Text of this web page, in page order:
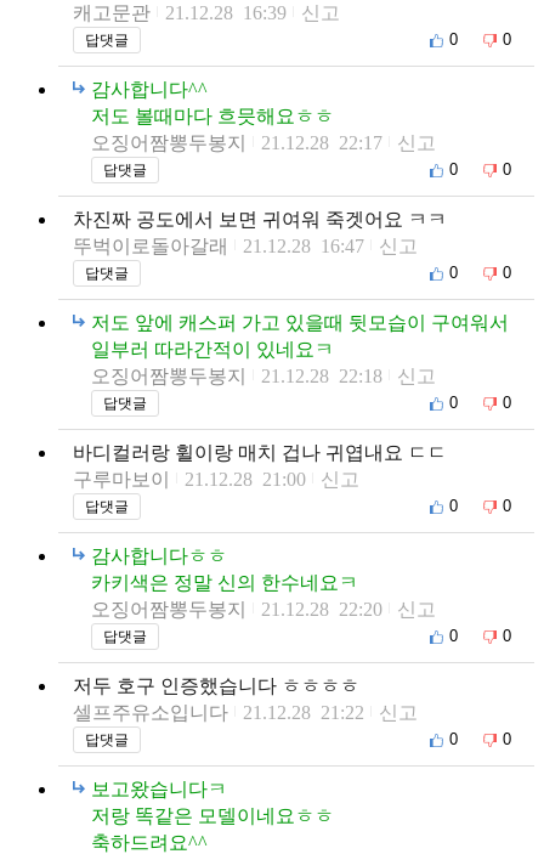
캐고문관
21.12.28 16:39 신고
답댓글 0 0
감사합니다^^
저도 볼때마다 흐믓해요ㅎㅎ
오징어짬뽕두봉지
21.12.28 22:17 신고
답댓글 0 0
차진짜 공도에서 보면 귀여워 죽겟어요 ㅋㅋ
뚜벅이로돌아갈래
21.12.28 16:47 신고
답댓글 0 0
저도 앞에 캐스퍼 가고 있을때 뒷모습이 구여워서
일부러 따라간적이 있네요ㅋ
오징어짬뽕두봉지
21.12.28 22:18 신고
답댓글 0 0
바디컬러랑 휠이랑 매치 겁나 귀엽내요 ㄷㄷ
구루마보이
21.12.28 21:00 신고
답댓글 0 0
감사합니다ㅎㅎ
카키색은 정말 신의 한수네요ㅋ
오징어짬뽕두봉지
21.12.28 22:20 신고
답댓글 0 0
저두 호구 인증했습니다 ㅎㅎㅎㅎ
셀프주유소입니다
21.12.28 21:22 신고
답댓글 0 0
보고왔습니다ㅋ
저랑 똑같은 모델이네요ㅎㅎ
축하드려요^^